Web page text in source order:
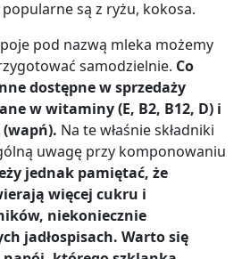
są z ryżu, kokosa.
pod nazwą mleka możemy
samodzielnie. Co
dostępne w sprzedaży
w witaminy (E, B2, B12, D) i
Na te właśnie składniki
uwagę przy komponowaniu
jednak pamiętać, że
więcej cukru i
niekoniecznie
jadłospisach. Warto się